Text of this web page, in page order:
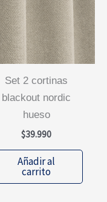
set 2 cortinas
blackout nordic
hueso
$39.990
Añadir al
carrito